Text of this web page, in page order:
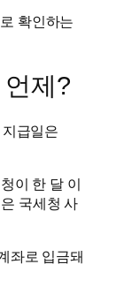
확인하는
제?
급일은
이 한 달 이
국세청 사
좌로 입금돼